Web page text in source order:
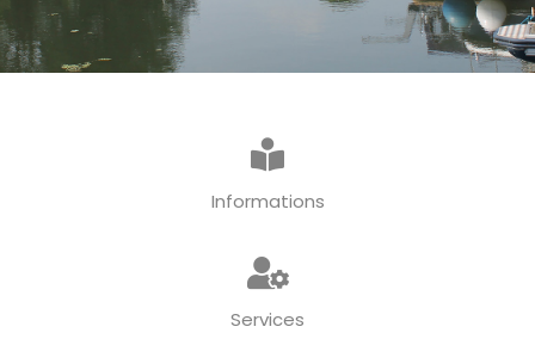
Informations
Services